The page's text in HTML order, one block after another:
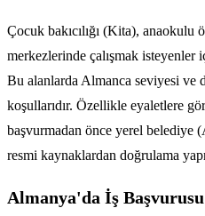
Çocuk bakıcılığı (Kita), anaokulu
merkezlerinde çalışmak isteyenler
Bu alanlarda Almanca seviyesi ve
koşullarıdır. Özellikle eyaletlere
başvurmadan önce yerel belediye
resmi kaynaklardan doğrulama
Almanya'da İş